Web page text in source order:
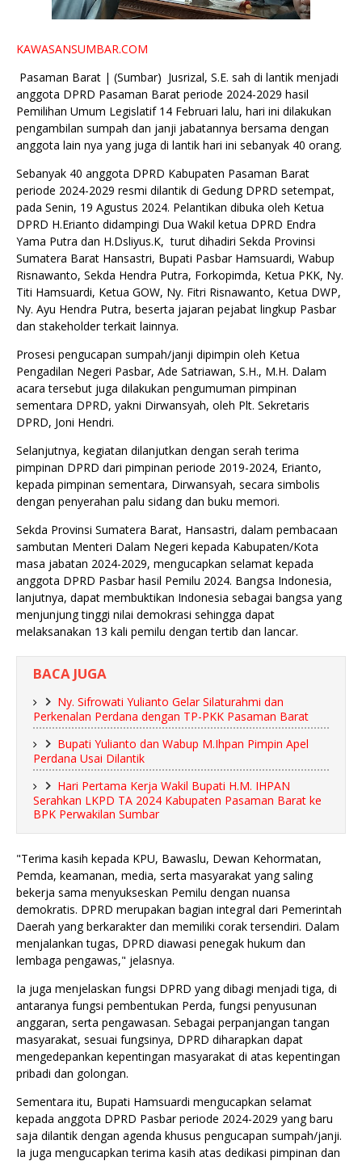
KAWASANSUMBAR.COM
Pasaman Barat | (Sumbar) Jusrizal, S.E. sah di lantik menjadi
anggota DPRD Pasaman Barat periode 2024-2029 hasil
Pemilihan Umum Legislatif 14 Februari lalu, hari ini dilakukan
pengambilan sumpah dan janji jabatannya bersama dengan
anggota lain nya yang juga di lantik hari ini sebanyak 40 orang.
Sebanyak 40 anggota DPRD Kabupaten Pasaman Barat
periode 2024-2029 resmi dilantik di Gedung DPRD setempat,
pada Senin, 19 Agustus 2024. Pelantikan dibuka oleh Ketua
DPRD H.Erianto didampingi Dua Wakil ketua DPRD Endra
Yama Putra dan H.Dsliyus.K, turut dihadiri Sekda Provinsi
Sumatera Barat Hansastri, Bupati Pasbar Hamsuardi, Wabup
Risnawanto, Sekda Hendra Putra, Forkopimda, Ketua PKK, Ny.
Titi Hamsuardi, Ketua GOW, Ny. Fitri Risnawanto, Ketua DWP,
Ny. Ayu Hendra Putra, beserta jajaran pejabat lingkup Pasbar
dan stakeholder terkait lainnya.
Prosesi pengucapan sumpah/janji dipimpin oleh Ketua
Pengadilan Negeri Pasbar, Ade Satriawan, S.H., M.H. Dalam
acara tersebut juga dilakukan pengumuman pimpinan
sementara DPRD, yakni Dirwansyah, oleh Plt. Sekretaris
DPRD, Joni Hendri.
Selanjutnya, kegiatan dilanjutkan dengan serah terima
pimpinan DPRD dari pimpinan periode 2019-2024, Erianto,
kepada pimpinan sementara, Dirwansyah, secara simbolis
dengan penyerahan palu sidang dan buku memori.
Sekda Provinsi Sumatera Barat, Hansastri, dalam pembacaan
sambutan Menteri Dalam Negeri kepada Kabupaten/Kota
masa jabatan 2024-2029, mengucapkan selamat kepada
anggota DPRD Pasbar hasil Pemilu 2024. Bangsa Indonesia,
lanjutnya, dapat membuktikan Indonesia sebagai bangsa yang
menjunjung tinggi nilai demokrasi sehingga dapat
melaksanakan 13 kali pemilu dengan tertib dan lancar.
BACA JUGA
Ny. Sifrowati Yulianto Gelar Silaturahmi dan
Perkenalan Perdana dengan TP-PKK Pasaman Barat
Bupati Yulianto dan Wabup M.Ihpan Pimpin Apel
Perdana Usai Dilantik
Hari Pertama Kerja Wakil Bupati H.M. IHPAN
Serahkan LKPD TA 2024 Kabupaten Pasaman Barat ke
BPK Perwakilan Sumbar
"Terima kasih kepada KPU, Bawaslu, Dewan Kehormatan,
Pemda, keamanan, media, serta masyarakat yang saling
bekerja sama menyukseskan Pemilu dengan nuansa
demokratis. DPRD merupakan bagian integral dari Pemerintah
Daerah yang berkarakter dan memiliki corak tersendiri. Dalam
menjalankan tugas, DPRD diawasi penegak hukum dan
lembaga pengawas," jelasnya.
Ia juga menjelaskan fungsi DPRD yang dibagi menjadi tiga, di
antaranya fungsi pembentukan Perda, fungsi penyusunan
anggaran, serta pengawasan. Sebagai perpanjangan tangan
masyarakat, sesuai fungsinya, DPRD diharapkan dapat
mengedepankan kepentingan masyarakat di atas kepentingan
pribadi dan golongan.
Sementara itu, Bupati Hamsuardi mengucapkan selamat
kepada anggota DPRD Pasbar periode 2024-2029 yang baru
saja dilantik dengan agenda khusus pengucapan sumpah/janji.
Ia juga mengucapkan terima kasih atas dedikasi pimpinan dan